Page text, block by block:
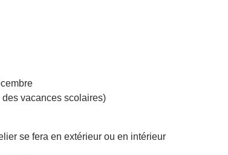
vacances scolaires)
se fera en extérieur ou en intérieur